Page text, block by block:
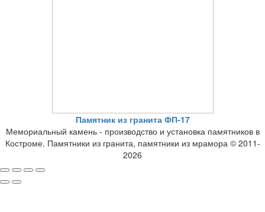
Памятник из гранита ФП-17
Мемориальный камень - производство и установка памятников в
Костроме. Памятники из гранита, памятники из мрамора © 2011-
2026